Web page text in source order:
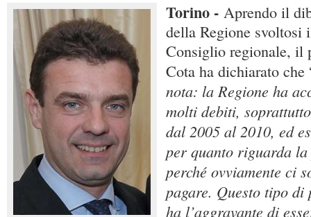
Torino - Aprendo il
della Regione svoltosi
Consiglio regionale, il
Cota ha dichiarato che
nota: la Regione ha
molti debiti,
dal 2005 al 2010, ed
per quanto riguarda
perché ovviamente ci
pagare. Questo tipo
ha l’aggravante di